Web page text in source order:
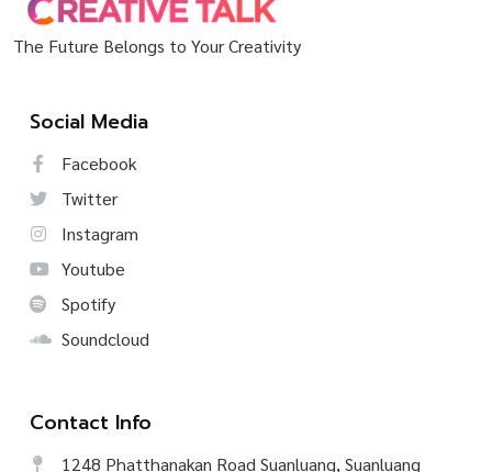
The Future Belongs to Your Creativity
Social Media
Facebook
Twitter
Instagram
Youtube
Spotify
Soundcloud
Contact Info
1248 Phatthanakan Road Suanluang, Suanluang